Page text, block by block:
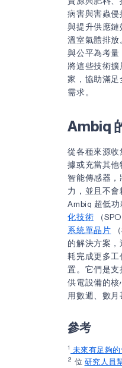
病害與害蟲
與提升供應
溫室氣體排放
與公平為考
將這些技術擴
家，協助滿足
需求。
Ambiq
從各種來源
據或充當其他
智能傳感器
力，並且不會
Ambiq 超低
化技術 （
系統單晶片
的解決方案，
耗完成更多工
置。它們是
供電設備的核
用數週、數月
參考
1 未來有足夠的
2 位 研究人員